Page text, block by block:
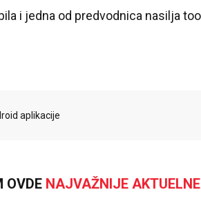
i jedna od predvodnica nasilja
aplikacije
OVDE NAJVAŽNIJE